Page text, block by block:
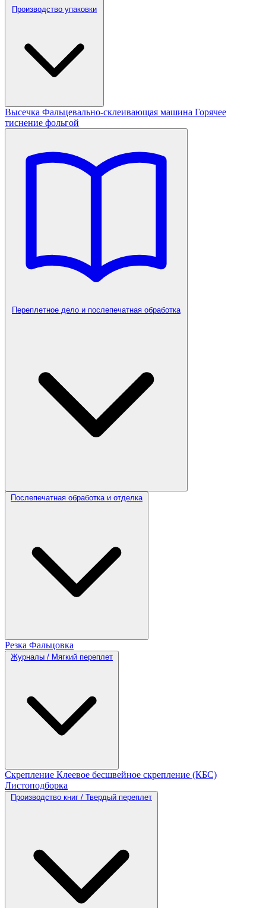
Производство упаковки
Высечка Фальцевально-склеивающая машина Горячее
тиснение фольгой
Переплетное дело и послепечатная обработка
Послепечатная обработка и отделка
Резка Фальцовка
Журналы / Мягкий переплет
Скрепление Клеевое бесшвейное скрепление (КБС)
Листоподборка
Производство книг / Твердый переплет